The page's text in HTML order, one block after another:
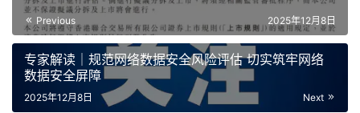
Previous 2025年12月8日
专家解读｜规范网络数据安全风险评估 切实筑牢网络
数据安全屏障
Next
2025年12月8日